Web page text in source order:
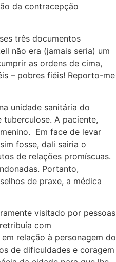
da contracepção
três documentos
não era (jamais seria) um
as ordens de cima,
– pobres fiéis! Reporto-me
unidade sanitária do
tuberculose. A paciente,
Em face de levar
fosse, dali sairia o
de relações promíscuas.
Portanto,
de praxe, a médica
visitado por pessoas
com
relação à personagem do
de dificuldades e coragem